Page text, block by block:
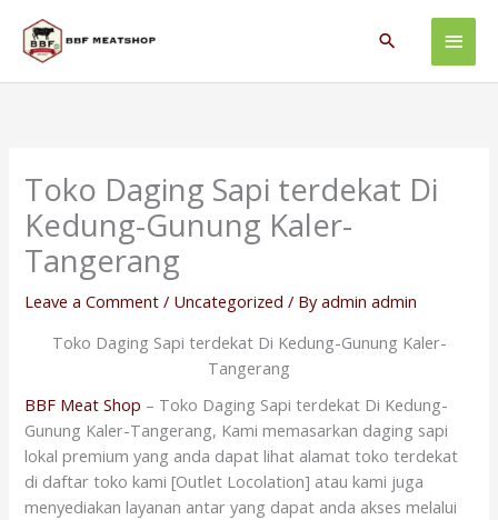
content
Main
Search
Toko Daging Sapi terdekat Di
Kedung-Gunung Kaler-
Tangerang
Leave a Comment / Uncategorized / Byadmin admin
Toko Daging Sapi terdekat Di Kedung-Gunung Kaler-
Tangerang
BBF Meat Shop – Toko Daging Sapi terdekat Di Kedung-
Gunung Kaler-Tangerang, Kami memasarkan daging sapi
lokal premium yang anda dapat lihat alamat toko terdekat
di daftar toko kami [Outlet Locolation] atau kami juga
menyediakan layanan antar yang dapat anda akses melalui